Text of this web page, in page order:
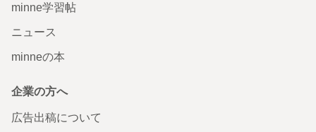
minne学習帖
ニュース
minneの本
企業の方へ
広告出稿について